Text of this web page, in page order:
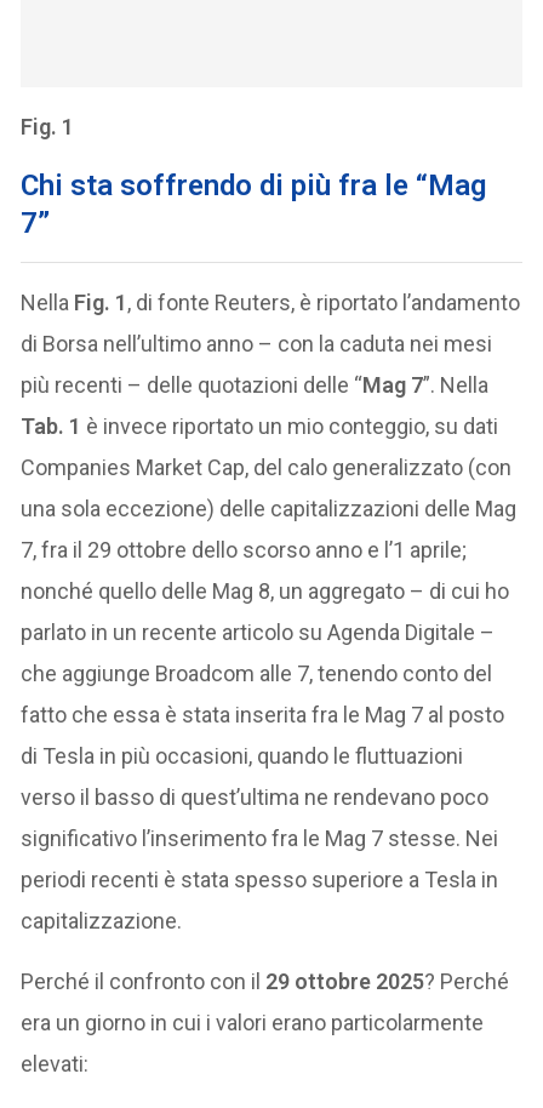
Fig. 1
Chi sta soffrendo di più fra le “Mag
7”
Nella Fig. 1, di fonte Reuters, è riportato l’andamento
di Borsa nell’ultimo anno – con la caduta nei mesi
più recenti – delle quotazioni delle “Mag 7”. Nella
Tab. 1 è invece riportato un mio conteggio, su dati
Companies Market Cap, del calo generalizzato (con
una sola eccezione) delle capitalizzazioni delle Mag
7, fra il 29 ottobre dello scorso anno e l’1 aprile;
nonché quello delle Mag 8, un aggregato – di cui ho
parlato in un recente articolo su Agenda Digitale –
che aggiunge Broadcom alle 7, tenendo conto del
fatto che essa è stata inserita fra le Mag 7 al posto
di Tesla in più occasioni, quando le fluttuazioni
verso il basso di quest’ultima ne rendevano poco
significativo l’inserimento fra le Mag 7 stesse. Nei
periodi recenti è stata spesso superiore a Tesla in
capitalizzazione.
Perché il confronto con il 29 ottobre 2025? Perché
era un giorno in cui i valori erano particolarmente
elevati: